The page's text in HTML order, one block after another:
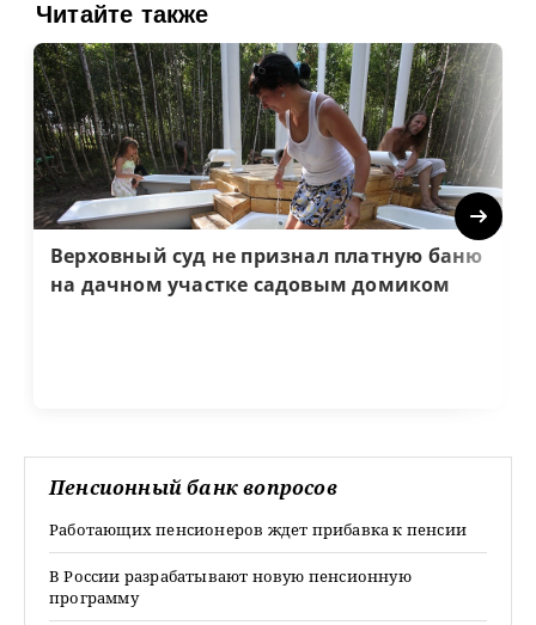
Читайте также
Верховный суд не признал платную баню
на дачном участке садовым домиком
Next
Пенсионный банк вопросов
Работающих пенсионеров ждет прибавка к пенсии
В России разрабатывают новую пенсионную
программу